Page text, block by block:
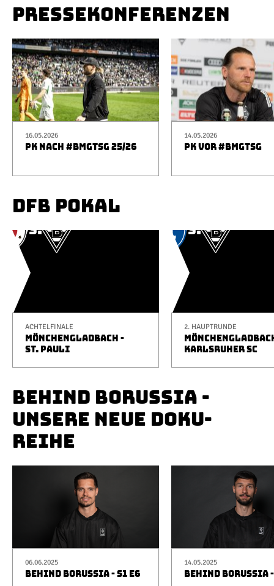
PRESSEKONFERENZEN
16.05.2026
PK NACH #BMGTSG 25/26
14.05.2026
PK VOR #BMGTSG
DFB POKAL
ACHTELFINALE
MÖNCHENGLADBACH -
ST. PAULI
2. HAUPTRUNDE
KARLSRUHER SC
BEHIND BORUSSIA -
UNSERE NEUE DOKU-
REIHE
06.06.2025
BEHIND BORUSSIA - S1 E6
14.05.2025
BEHIND BORUSSIA